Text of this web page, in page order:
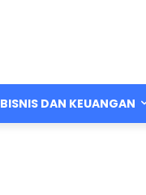
BISNIS DAN KEUANGAN